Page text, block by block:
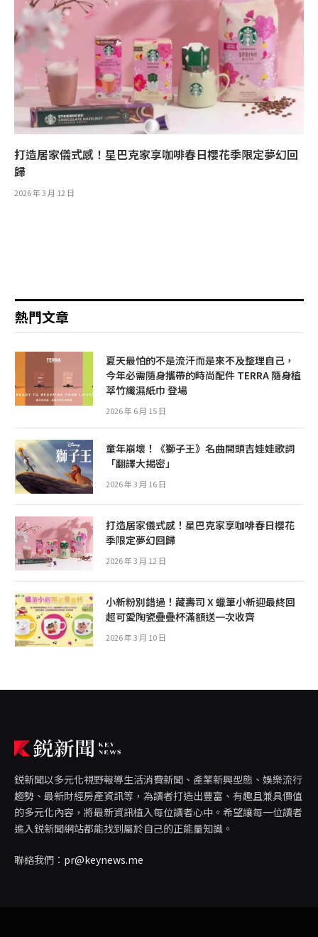
打造居家儀式感！星巴克家享咖啡春日櫻花季限定夢幻回
歸
2026 年 3 月 12 日
熱門文章
夏天最怕的不是流汗而是來不及整理自己，
今年必需隨身攜帶的時尚配件 TERRA 隨身植
萃竹纖濕紙巾 登場
2026 年 6 月 15 日
童年崩壞！《獅子王》名曲開頭吉娃娃歌詞
「翻譯大揭密」
2026 年 3 月 16 日
打造居家儀式感！星巴克家享咖啡春日櫻花
季限定夢幻回歸
2026 年 3 月 12 日
小新粉別錯過！藏壽司 X 蠟筆小新迎最終回
超可愛陶瓷疊疊杯滿額送一次收齊
2026 年 3 月 10 日
鋭新聞以多元化視野報導生活消費新聞、產業新興型態、娛樂流行
趨勢、最新財經房產資訊等，為讀者打造出豐富、有趣且兼具價值
的多元化內容，將最新資訊植入每位讀者心中。希望讓每一位讀者
進入鋭新聞網站都能找到屬於自己的正能量知識。
聯絡我們： pr@keynews.me